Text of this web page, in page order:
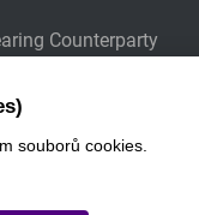
Counterparty
souborů cookies.